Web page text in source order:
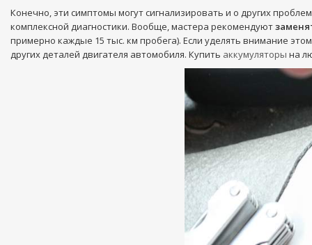
Конечно, эти симптомы могут сигнализировать и о других
комплексной диагностики. Вообще, мастера рекомендуют
примерно каждые 15 тыс. км пробега). Если уделять внимание
других деталей двигателя автомобиля. Купить аккумуляторы на